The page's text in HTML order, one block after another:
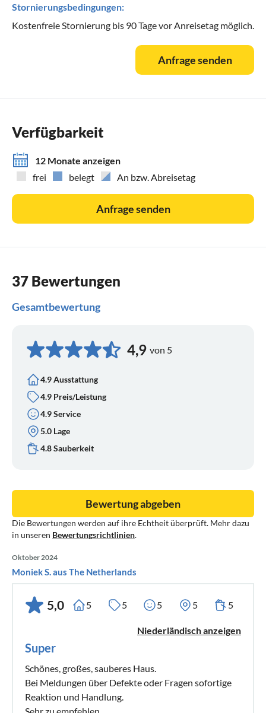
Stornierungsbedingungen:
Kostenfreie Stornierung bis 90 Tage vor Anreisetag möglich.
Anfrage senden
Verfügbarkeit
12 Monate anzeigen
frei
belegt An bzw. Abreisetag
Anfrage senden
37 Bewertungen
Gesamtbewertung
4,9 von 5
4.9 Ausstattung
4.9 Preis/Leistung
4.9 Service
5.0 Lage
4.8 Sauberkeit
Die Bewertungen werden auf ihre Echtheit überprüft. Mehr dazu
in unseren Bewertungsrichtlinien.
Bewertung abgeben
Oktober 2024
Moniek S. aus The Netherlands
5,0 5 5 5 5 5
Niederländisch anzeigen
Super
Schönes, großes, sauberes Haus.
Bei Meldungen über Defekte oder Fragen sofortige
Reaktion und Handlung.
Sehr zu empfehlen.